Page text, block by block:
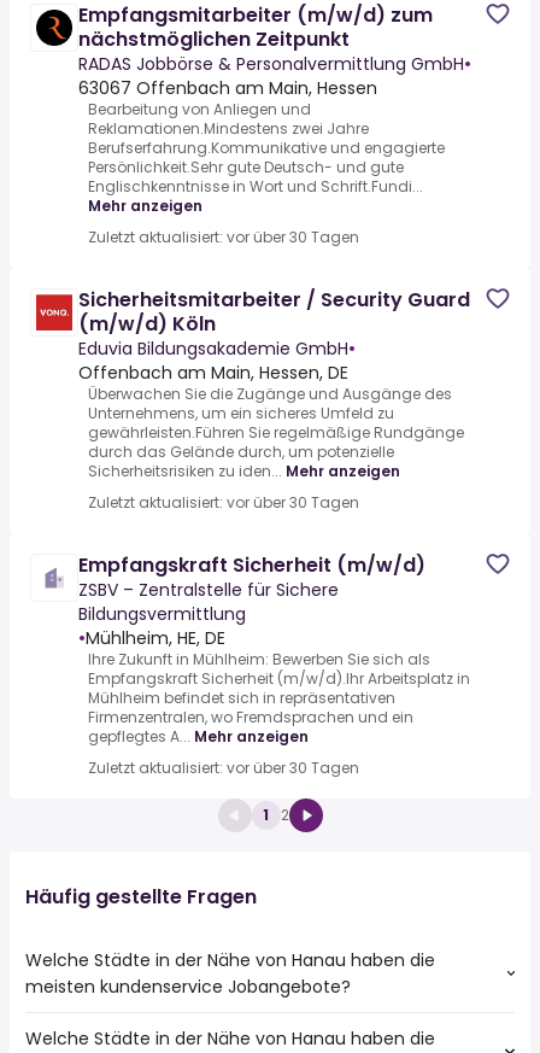
Empfangsmitarbeiter (m/w/d) zum
nächstmöglichen Zeitpunkt
RADAS Jobbörse & Personalvermittlung GmbH•
63067 Offenbach am Main, Hessen
Bearbeitung von Anliegen und
Reklamationen.Mindestens zwei Jahre
Berufserfahrung.Kommunikative und engagierte
Persönlichkeit.Sehr gute Deutsch- und gute
Englischkenntnisse in Wort und Schrift.Fundi...
Mehr anzeigen
Zuletzt aktualisiert: vor über 30 Tagen
Sicherheitsmitarbeiter / Security Guard
(m/w/d) Köln
Eduvia Bildungsakademie GmbH•
Offenbach am Main, Hessen, DE
Überwachen Sie die Zugänge und Ausgänge des
Unternehmens, um ein sicheres Umfeld zu
gewährleisten.Führen Sie regelmäßige Rundgänge
durch das Gelände durch, um potenzielle
Sicherheitsrisiken zu iden... Mehr anzeigen
Zuletzt aktualisiert: vor über 30 Tagen
Empfangskraft Sicherheit (m/w/d)
ZSBV – Zentralstelle für Sichere
Bildungsvermittlung
•Mühlheim, HE, DE
Ihre Zukunft in Mühlheim: Bewerben Sie sich als
Empfangskraft Sicherheit (m/w/d).Ihr Arbeitsplatz in
Mühlheim befindet sich in repräsentativen
Firmenzentralen, wo Fremdsprachen und ein
gepflegtes A... Mehr anzeigen
Zuletzt aktualisiert: vor über 30 Tagen
1 2
Häufig gestellte Fragen
Welche Städte in der Nähe von Hanau haben die
meisten kundenservice Jobangebote?
Städte in der Nähe von Hanau mit den meisten
Welche Städte in der Nähe von Hanau haben die